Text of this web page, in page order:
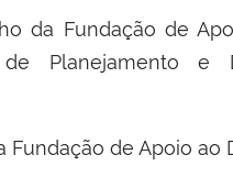
da Fundação de
de Planejamento
de Apoio